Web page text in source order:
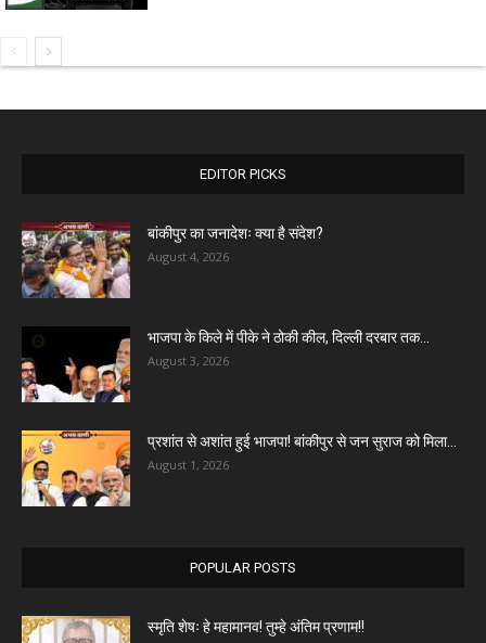
EDITOR PICKS
बांकीपुर का जनादेशः क्या है संदेश?
August 4, 2026
भाजपा के किले में पीके ने ठोकी कील, दिल्ली दरबार तक...
August 3, 2026
प्रशांत से अशांत हुई भाजपा! बांकीपुर से जन सुराज को मिला...
August 1, 2026
POPULAR POSTS
स्मृति शेषः हे महामानव! तुम्हे अंतिम प्रणाम!!